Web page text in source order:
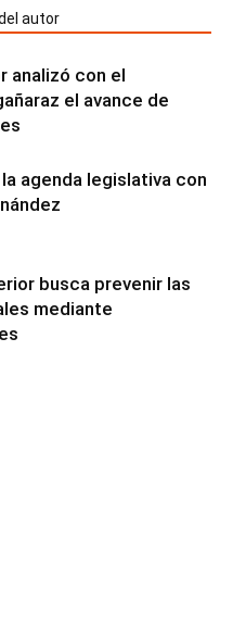
autor
analizó con el
el avance de
agenda legislativa con
busca prevenir las
mediante